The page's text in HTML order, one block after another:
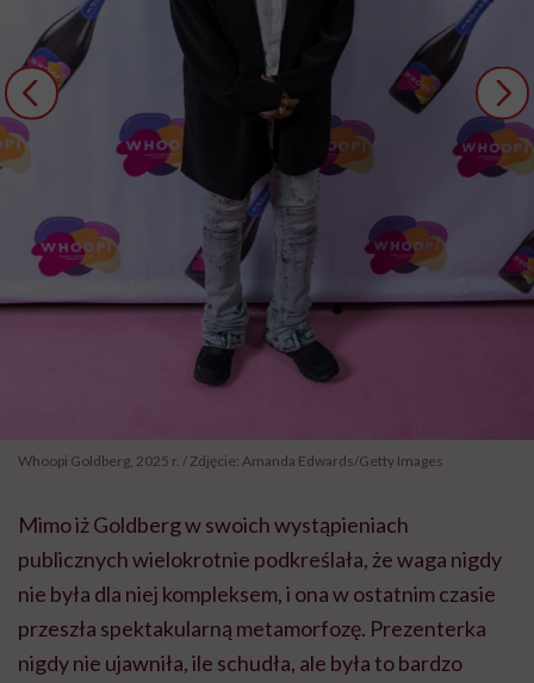
Whoopi Goldberg, 2025 r. / Zdjęcie: Amanda Edwards/Getty Images
Mimo iż Goldberg w swoich wystąpieniach
publicznych wielokrotnie podkreślała, że waga nigdy
nie była dla niej kompleksem, i ona w ostatnim czasie
przeszła spektakularną metamorfozę. Prezenterka
nigdy nie ujawniła, ile schudła, ale była to bardzo